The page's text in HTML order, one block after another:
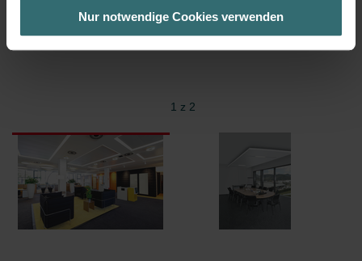
bestmögliche Nutzererfahrung zu ermöglichen und Ihnen
Zehnder Group AG: Data Privacy
Zehnder Group België nv/sa: Déclarations de confidentialité
Zehnder Group Czech Republic s.r.o.: Zásady ochrany
osobních údajů
Zehnder Group France: Protection des données
Zehnder Group Ibérica SAU: Política de privacidad
Nur notwendige Cookies verwenden
1 z 2